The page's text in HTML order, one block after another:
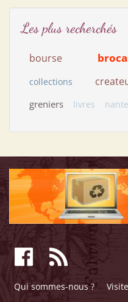
Les plus recherchés
bourse
collections
greniers livres
Qui sommes-nous ?